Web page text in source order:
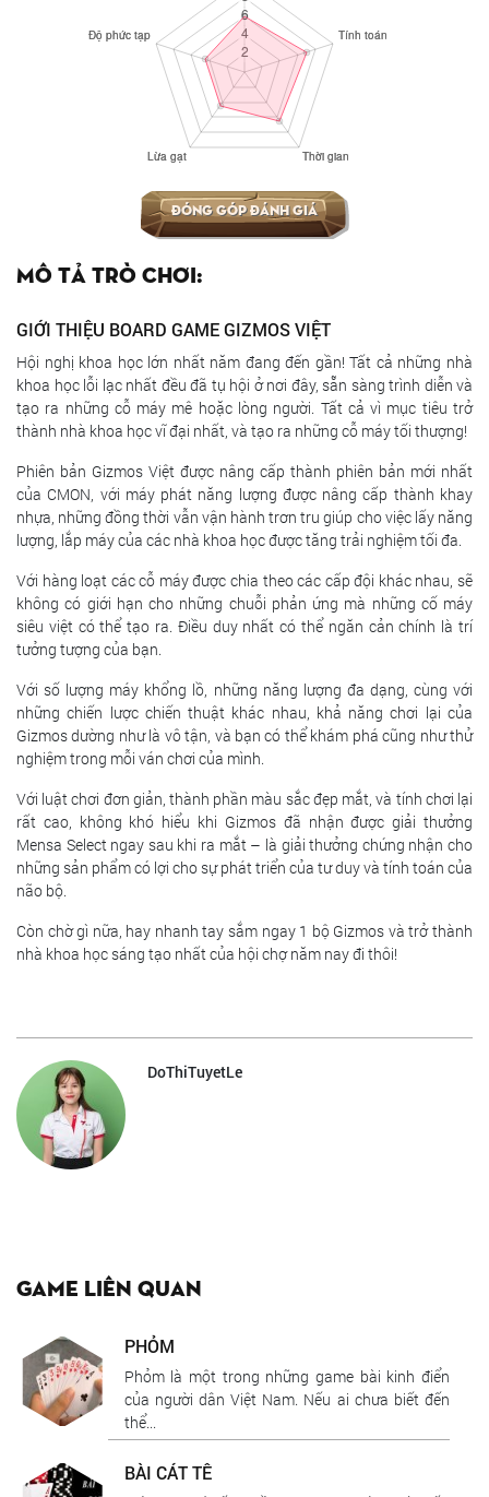
Đóng góp đánh giá
Mô tả trò chơi:
GIỚI THIỆU BOARD GAME GIZMOS VIỆT
Hội nghị khoa học lớn nhất năm đang đến gần! Tất cả những nhà
khoa học lỗi lạc nhất đều đã tụ hội ở nơi đây, sẵn sàng trình diễn và
tạo ra những cỗ máy mê hoặc lòng người. Tất cả vì mục tiêu trở
thành nhà khoa học vĩ đại nhất, và tạo ra những cỗ máy tối thượng!
Phiên bản Gizmos Việt được nâng cấp thành phiên bản mới nhất
của CMON, với máy phát năng lượng được nâng cấp thành khay
nhựa, những đồng thời vẫn vận hành trơn tru giúp cho việc lấy năng
lượng, lắp máy của các nhà khoa học được tăng trải nghiệm tối đa.
Với hàng loạt các cỗ máy được chia theo các cấp đội khác nhau, sẽ
không có giới hạn cho những chuỗi phản ứng mà những cố máy
siêu việt có thể tạo ra. Điều duy nhất có thể ngăn cản chính là trí
tưởng tượng của bạn.
Với số lượng máy khổng lồ, những năng lượng đa dạng, cùng với
những chiến lược chiến thuật khác nhau, khả năng chơi lại của
Gizmos dường như là vô tận, và bạn có thể khám phá cũng như thử
nghiệm trong mỗi ván chơi của mình.
Với luật chơi đơn giản, thành phần màu sắc đẹp mắt, và tính chơi lại
rất cao, không khó hiểu khi Gizmos đã nhận được giải thưởng
Mensa Select ngay sau khi ra mắt – là giải thưởng chứng nhận cho
những sản phẩm có lợi cho sự phát triển của tư duy và tính toán của
não bộ.
Còn chờ gì nữa, hay nhanh tay sắm ngay 1 bộ Gizmos và trở thành
nhà khoa học sáng tạo nhất của hội chợ năm nay đi thôi!
DoThiTuyetLe
Game liên quan
PHỎM
Phỏm là một trong những game bài kinh điển
của người dân Việt Nam. Nếu ai chưa biết đến
thể...
BÀI CÁT TÊ